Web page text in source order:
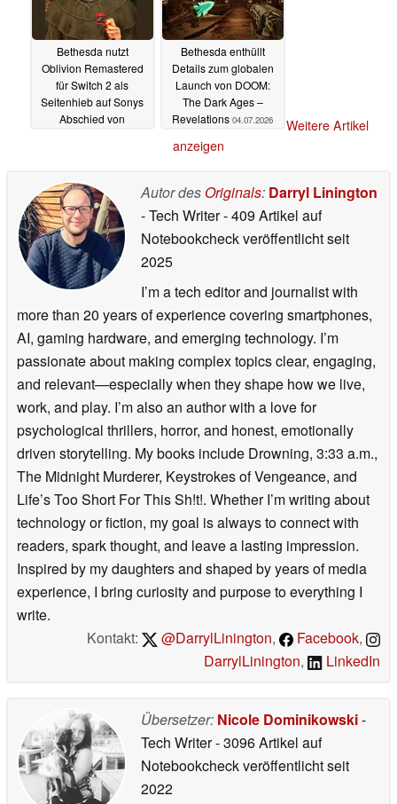
Bethesda nutzt
Oblivion Remastered
für Switch 2 als
Seitenhieb auf Sonys
Abschied von
Bethesda enthüllt
Details zum globalen
Launch von DOOM:
The Dark Ages –
Revelations 04.07.2026
Weitere Artikel
anzeigen
Autor des Originals: Darryl Linington
- Tech Writer- 409 Artikel auf
Notebookcheck veröffentlichtseit
2025
I’m a tech editor and journalist with
more than 20 years of experience covering smartphones,
AI, gaming hardware, and emerging technology. I’m
passionate about making complex topics clear, engaging,
and relevant—especially when they shape how we live,
work, and play. I’m also an author with a love for
psychological thrillers, horror, and honest, emotionally
driven storytelling. My books include Drowning, 3:33 a.m.,
The Midnight Murderer, Keystrokes of Vengeance, and
Life’s Too Short For This Sh!t!. Whether I’m writing about
technology or fiction, my goal is always to connect with
readers, spark thought, and leave a lasting impression.
Inspired by my daughters and shaped by years of media
experience, I bring curiosity and purpose to everything I
write.
Kontakt:
@DarrylLinington, Facebook,
DarrylLinington, LinkedIn
Übersetzer: Nicole Dominikowski-
Tech Writer- 3096 Artikel auf
Notebookcheck veröffentlichtseit
2022